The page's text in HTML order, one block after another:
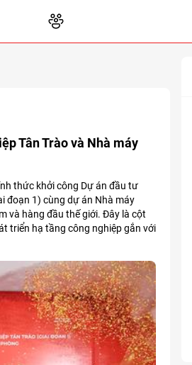
Tân Trào và Nhà máy
thức khởi công Dự án đầu tư
đoạn 1) cùng dự án Nhà máy
và hàng đầu thế giới. Đây là cột
triển hạ tầng công nghiệp gắn với